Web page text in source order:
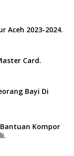
Aceh 2023-2024.
Card.
Bayi Di
Kompor